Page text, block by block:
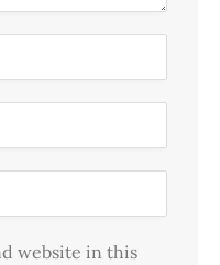
website in this